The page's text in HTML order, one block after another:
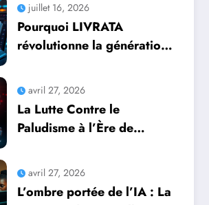
juillet 16, 2026
Pourquoi LIVRATA
révolutionne la génération
professionnels avec
l’intelligence artificielle
avril 27, 2026
La Lutte Contre le
Paludisme à l’Ère de
Une Course Contre la
Montre Africaine
avril 27, 2026
L’ombre portée de l’IA : La